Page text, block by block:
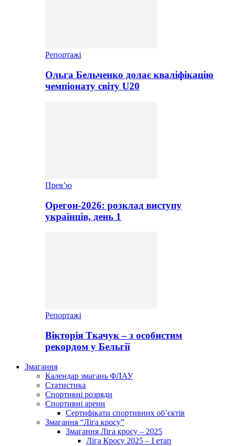
Репортажі
Ольга Бельченко долає кваліфікацію
чемпіонату світу U20
Прев’ю
Орегон-2026: розклад виступу
українців, день 1
Репортажі
Вікторія Ткачук – з особистим
рекордом у Бельгії
Змагання
Календар змагань ФЛАУ
Статистика
Спортивні розряди
Спортивні арени
Сертифікати спортивних об’єктів
Змагання “Ліга кросу”
Змагання Ліга кросу – 2025
Ліга Кросу 2025 – I етап